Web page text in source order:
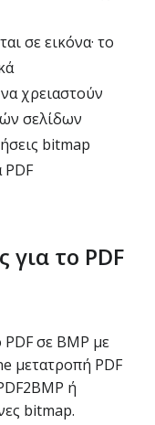
σε εικόνα· το
χρειαστούν
σελίδων
bitmap
PDF
για το PDF
σε BMP με
μετατροπή PDF
ή
bitmap.